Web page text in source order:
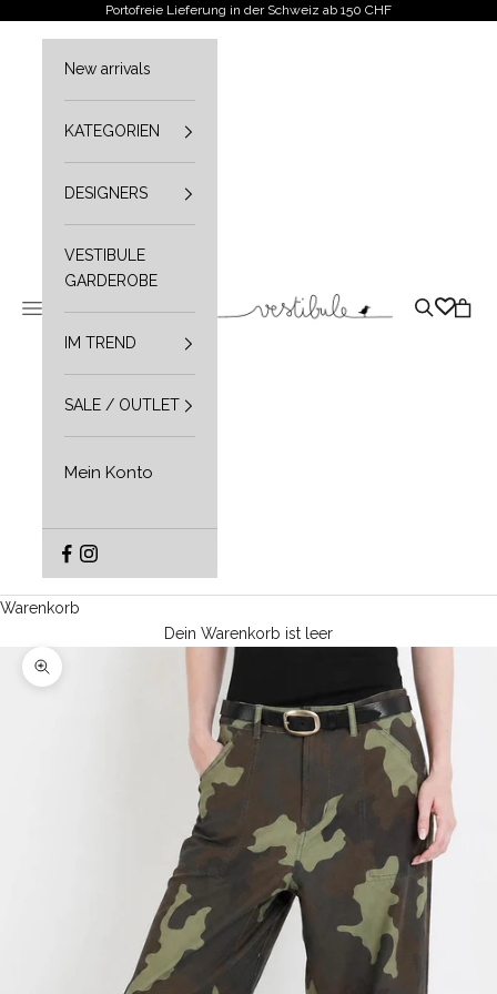
Zum Inhalt springenPortofreie Lieferung in der Schweiz ab 150 CHF
Vestibule
Navigationsmenü öffnen Suche
New arrivals
KATEGORIEN
DESIGNERS
VESTIBULE
GARDEROBE
IM TREND
SALE / OUTLET
Mein Konto
Warenkorb
Dein Warenkorb ist leer
Bild vergrößern